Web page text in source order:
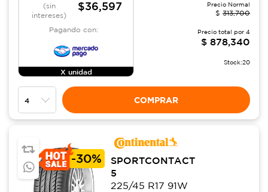
(sin
intereses)
$36,597
Pagando con:
X unidad
Precio Normal
$ 313,700
Precio total por 4
$ 878,340
Stock:20
COMPRAR
-30%
SPORTCONTACT
5
225/45 R17 91W